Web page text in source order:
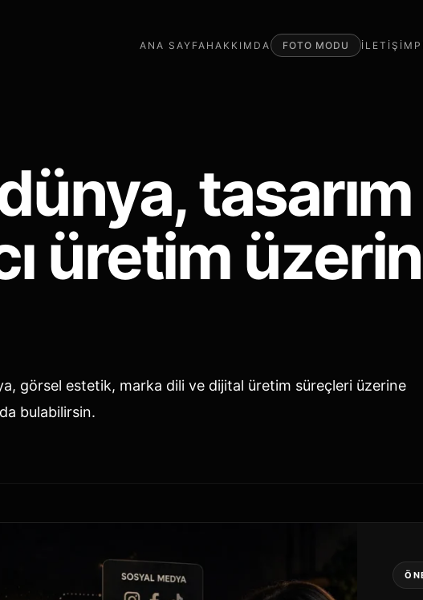
ANA SAYFA HAKKIMDA FOTO MODU İLETİŞİM
üretim
görsel estetik, marka dili ve dijital üretim süreçleri üzerine
bulabilirsin.